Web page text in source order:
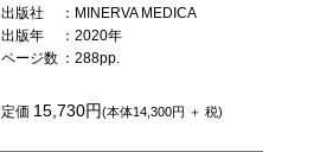
出版社
：MINERVA MEDICA
出版年
：2020年
ページ数 ：288pp.
定価 15,730円(本体14,300円 ＋ 税)